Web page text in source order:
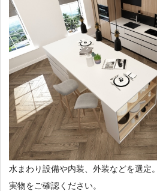
水まわり設備や内装、外装などを選定
実物をご確認ください。